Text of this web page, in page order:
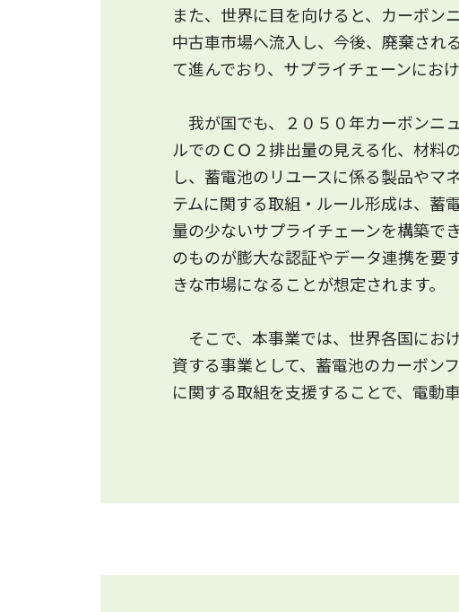
2023.11.27
①カーボンフットプリント（CFP）お
①カーボンフットプリント（CFP）
2023.11.8
公募の説明会を、11月14日（火）14時
参加ご希望の方は本ホームページの「
また、世界に目を向けると、カーボン
中古車市場へ流入し、今後、廃棄され
て進んでおり、サプライチェーンにお
我が国でも、２０５０年カーボンニ
ルでのＣＯ２排出量の見える化、材料
し、蓄電池のリユースに係る製品やマ
テムに関する取組・ルール形成は、蓄
量の少ないサプライチェーンを構築で
のものが膨大な認証やデータ連携を要
きな市場になることが想定されます。
そこで、本事業では、世界各国にお
資する事業として、蓄電池のカーボン
に関する取組を支援することで、電動